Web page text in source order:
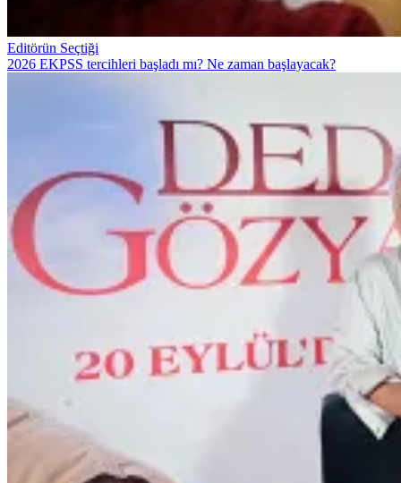
Editörün Seçtiği
2026 EKPSS tercihleri başladı mı? Ne zaman başlayacak?